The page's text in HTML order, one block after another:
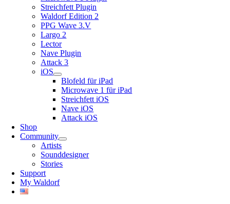
Streichfett Plugin
Waldorf Edition 2
PPG Wave 3.V
Largo 2
Lector
Nave Plugin
Attack 3
iOS
Blofeld für iPad
Microwave 1 für iPad
Streichfett iOS
Nave iOS
Attack iOS
Shop
Community
Artists
Sounddesigner
Stories
Support
My Waldorf